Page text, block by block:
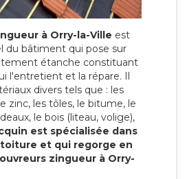
à Orry-la-Ville est
du bâtiment qui pose sur
étanche constituant
l'entretient et la répare. Il
divers tels que : les
zinc, les tôles, le bitume, le
le bois (liteau, volige),
est spécialisée dans
et qui regorge en
zingueur à Orry-